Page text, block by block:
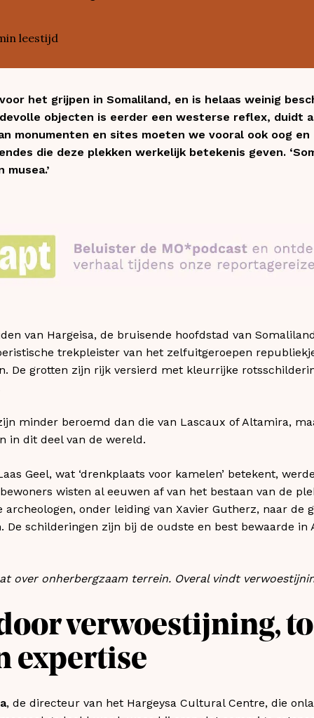
leestijd
het grijpen in Somaliland, en is helaas weinig
objecten is eerder een westerse reflex, duidt
monumenten en sites moeten we vooral ook oog
die deze plekken werkelijk betekenis geven.
van Hargeisa, de bruisende hoofdstad van
trekpleister van het zelfuitgeroepen
De grotten zijn rijk versierd met kleurrijke
minder beroemd dan die van Lascaux of Altamira,
in dit deel van de wereld.
Geel, wat ‘drenkplaats voor kamelen’ betekent,
wisten al eeuwen af van het bestaan van de
archeologen, onder leiding van Xavier Gutherz, naar de
De schilderingen zijn bij de oudste en best bewaarde in
over onherbergzaam terrein. Overal vindt
verwoestijning,
expertise
, de directeur van het Hargeysa Cultural Centre, die